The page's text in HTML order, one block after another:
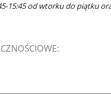
15:45 od wtorku do piątku